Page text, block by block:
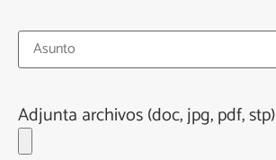
Adjunta archivos (doc, jpg, pdf, stp)